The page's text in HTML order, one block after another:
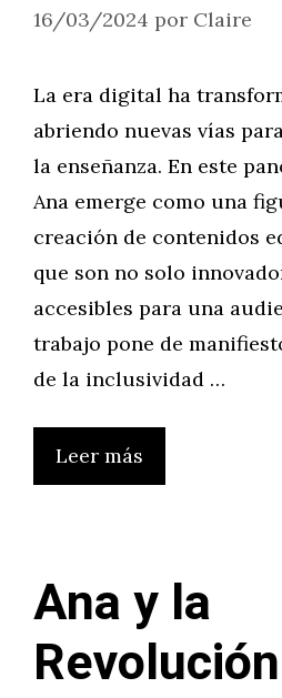
16/03/2024 por Claire
La era digital ha
abriendo nuevas vías
la enseñanza. En este
Ana emerge como una
creación de contenidos
que son no solo
accesibles para una
trabajo pone de
de la inclusividad …
Leer más
Ana y la